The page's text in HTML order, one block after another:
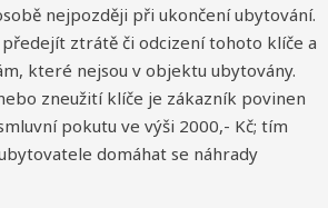
nejpozději při ukončení ubytování.
ztrátě či odcizení tohoto klíče a
které nejsou v objektu ubytovány.
zneužití klíče je zákazník povinen
pokutu ve výši 2000,- Kč; tím
domáhat se náhrady